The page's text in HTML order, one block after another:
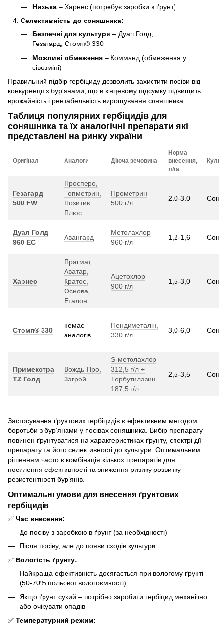
Низька – Харнес (потребує заробки в ґрунт)
Селективність до соняшника:
Безпечні для культури – Дуал Голд,
Гезагард, Стомп® 330
Можливі обмеження – Комманд (обмеження у
сівозміні)
Правильний підбір гербіциду дозволить захистити посіви від
конкуренції з бур'янами, що в кінцевому підсумку підвищить
врожайність і рентабельність вирощування соняшника.
Таблиця популярних гербіцидів для
соняшника та їх аналогічні препарати які
представлені на ринку України
Оригінал Аналоги Діюча речовина
Норма
внесення,
л/га
Гезагард
500 FW
Просперо,
Топметрин,
Позитив
Плюс
Прометрин
500 г/л
2,0-3,0
Дуал Голд
960 ЕС
Авангард
Метолахлор
960 г/л
1,2-1,6
Харнес
Прагмат,
Аватар,
Кратос,
Основа,
Еталон
Ацетохлор
900 г/л
1,5-3,0
Стомп® 330
немає
аналогів
Пендиметалін,
330 г/л
3,0-6,0
Примекстра
TZ Голд
Вождь-Про,
Загрей
S-метолахлор
312,5 г/л +
Тербутилазин
187,5 г/л
2,5-3,5
Застосування ґрунтових гербіцидів є ефективним методом
боротьби з бур’янами у посівах соняшника. Вибір препарату
повинен ґрунтуватися на характеристиках ґрунту, спектрі дії
препарату та його селективності до культури. Оптимальним
рішенням часто є комбінація кількох препаратів для
посилення ефективності та зниження ризику розвитку
резистентності бур’янів.
Оптимальні умови для внесення ґрунтових
гербіцидів
✅ Час внесення:
До посіву з заробкою в ґрунт (за необхідності)
Після посіву, але до появи сходів культури
✅ Вологість ґрунту:
Найкраща ефективність досягається при вологому ґрунті
(50-70% польової вологоємності)
Якщо ґрунт сухий – потрібно заробити гербіцид механічно
або очікувати опадів
✅ Температурний режим: